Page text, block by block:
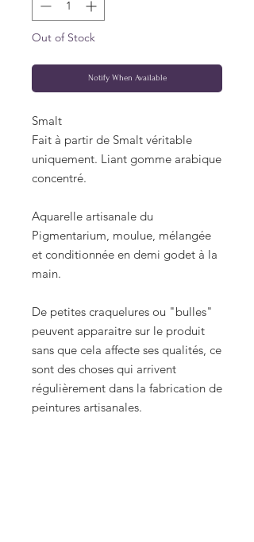
Out of Stock
Notify When Available
Smalt
Fait à partir de Smalt véritable
uniquement. Liant gomme arabique
concentré.
Aquarelle artisanale du
Pigmentarium, moulue, mélangée
et conditionnée en demi godet à la
main.
De petites craquelures ou "bulles"
peuvent apparaitre sur le produit
sans que cela affecte ses qualités, ce
sont des choses qui arrivent
régulièrement dans la fabrication de
peintures artisanales.